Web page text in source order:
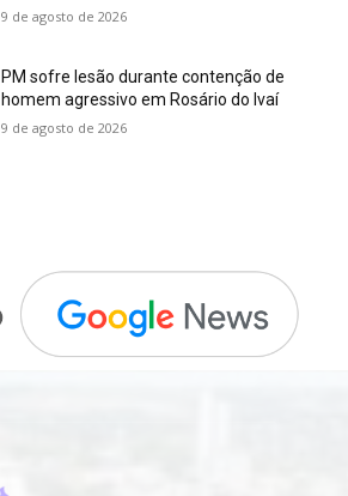
9 de agosto de 2026
PM sofre lesão durante contenção de
homem agressivo em Rosário do Ivaí
9 de agosto de 2026